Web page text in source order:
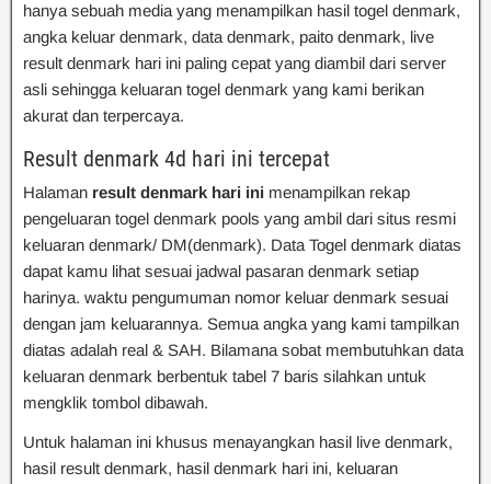
hanya sebuah media yang menampilkan hasil togel denmark,
angka keluar denmark, data denmark, paito denmark, live
result denmark hari ini paling cepat yang diambil dari server
asli sehingga keluaran togel denmark yang kami berikan
akurat dan terpercaya.
Result denmark 4d hari ini tercepat
Halaman result denmark hari ini menampilkan rekap
pengeluaran togel denmark pools yang ambil dari situs resmi
keluaran denmark/ DM(denmark). Data Togel denmark diatas
dapat kamu lihat sesuai jadwal pasaran denmark setiap
harinya. waktu pengumuman nomor keluar denmark sesuai
dengan jam keluarannya. Semua angka yang kami tampilkan
diatas adalah real & SAH. Bilamana sobat membutuhkan data
keluaran denmark berbentuk tabel 7 baris silahkan untuk
mengklik tombol dibawah.
Untuk halaman ini khusus menayangkan hasil live denmark,
hasil result denmark, hasil denmark hari ini, keluaran